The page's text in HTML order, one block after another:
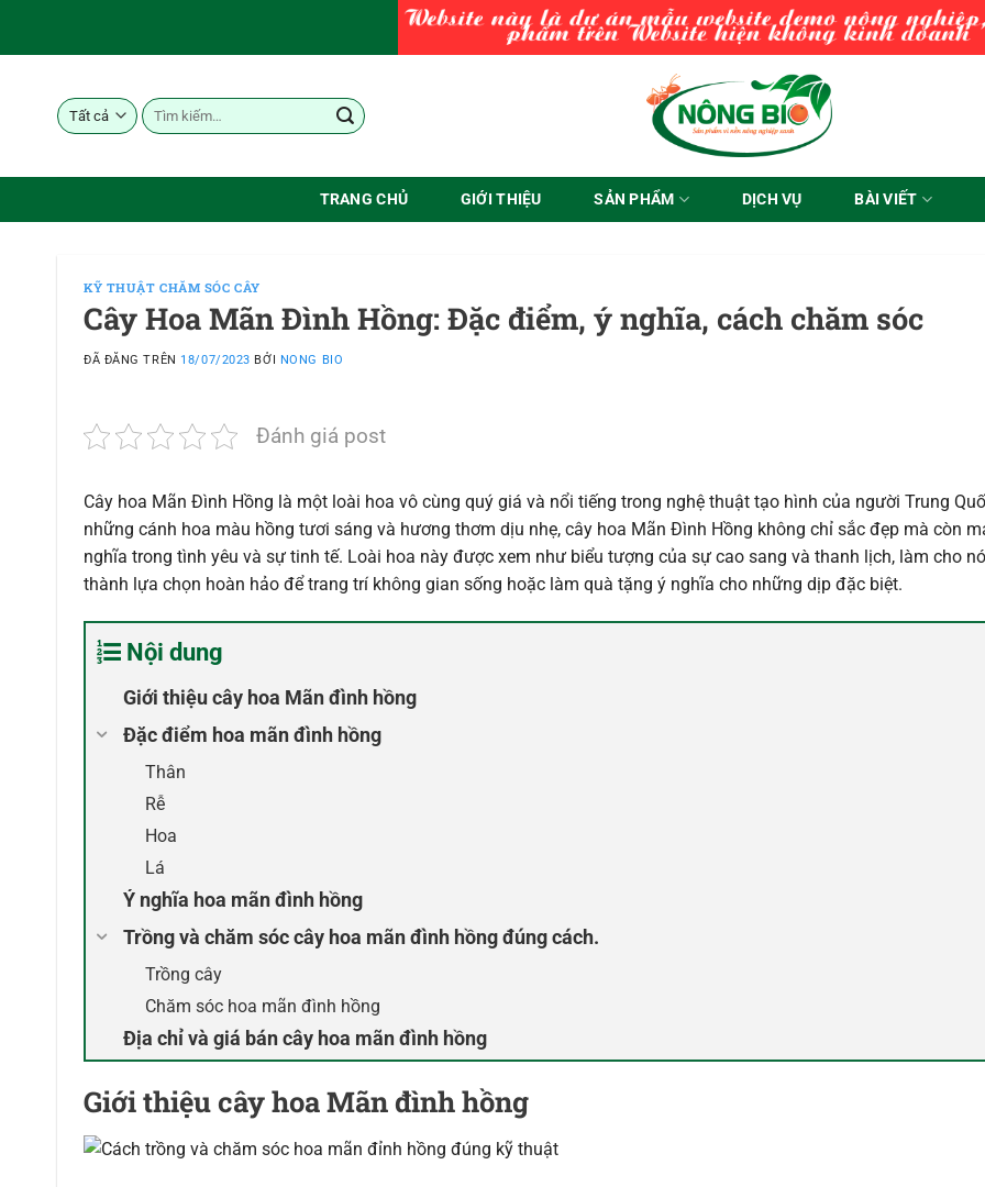
Tìm
kiếm:
TRANG CHỦ GIỚI THIỆU SẢN PHẨM DỊCH VỤ BÀI VIẾT
KỸ THUẬT CHĂM SÓC CÂY
Cây Hoa Mãn Đình Hồng: Đặc điểm, ý nghĩa, cách chăm sóc
ĐÃ ĐĂNG TRÊN 18/07/2023 BỞI NONG BIO
Đánh giá post
Cây hoa Mãn Đình Hồng là một loài hoa vô cùng quý giá và nổi tiếng trong nghệ thuật tạo hình của người Trung
những cánh hoa màu hồng tươi sáng và hương thơm dịu nhẹ, cây hoa Mãn Đình Hồng không chỉ sắc đẹp mà còn
nghĩa trong tình yêu và sự tinh tế. Loài hoa này được xem như biểu tượng của sự cao sang và thanh lịch, làm cho
thành lựa chọn hoàn hảo để trang trí không gian sống hoặc làm quà tặng ý nghĩa cho những dịp đặc biệt.
Nội dung
Giới thiệu cây hoa Mãn đình hồng
Đặc điểm hoa mãn đình hồng
Thân
Rễ
Hoa
Lá
Ý nghĩa hoa mãn đình hồng
Trồng và chăm sóc cây hoa mãn đình hồng đúng cách.
Trồng cây
Chăm sóc hoa mãn đình hồng
Địa chỉ và giá bán cây hoa mãn đình hồng
Giới thiệu cây hoa Mãn đình hồng